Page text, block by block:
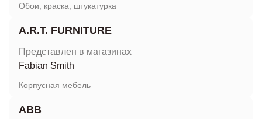
Обои, краска, штукатурка
A.R.T. FURNITURE
Представлен в магазинах
Fabian Smith
Корпусная мебель
ABB